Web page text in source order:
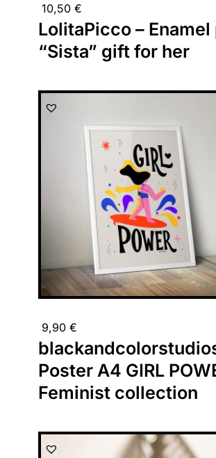
10,50 €
LolitaPicco – Enamel
“Sista” gift for her
9,90 €
Poster A4 GIRL
Feminist collection